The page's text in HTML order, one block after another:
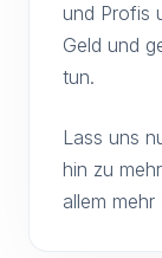
und Profis
Geld und
tun.
Lass uns
hin zu
allem mehr